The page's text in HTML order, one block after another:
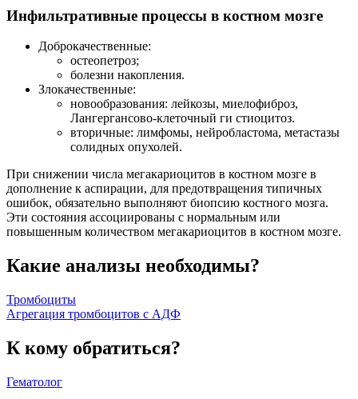
Инфильтративные процессы в костном мозге
Доброкачественные:
остеопетроз;
болезни накопления.
Злокачественные:
новообразования: лейкозы, миелофиброз,
Лангергансово-клеточный ги стиоцитоз.
вторичные: лимфомы, нейробластома, метастазы
солидных опухолей.
При снижении числа мегакариоцитов в костном мозге в
дополнение к аспирации, для предотвращения типичных
ошибок, обязательно выполняют биопсию костного мозга.
Эти состояния ассоциированы с нормальным или
повышенным количеством мегакариоцитов в костном мозге.
Какие анализы необходимы?
Тромбоциты
Агрегация тромбоцитов с АДФ
К кому обратиться?
Гематолог